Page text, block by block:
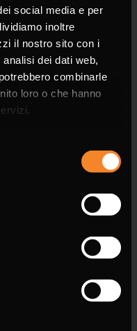
social media e per
inoltre
il nostro sito con i
dei dati web,
combinarle
loro o che hanno